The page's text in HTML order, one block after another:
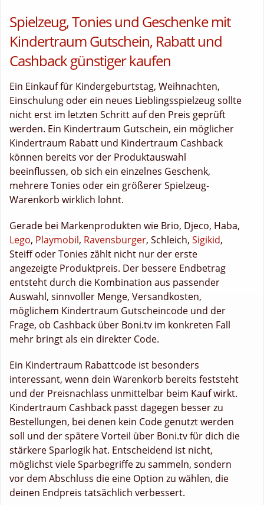
Spielzeug, Tonies und Geschenke mit
Kindertraum Gutschein, Rabatt und
Cashback günstiger kaufen
Ein Einkauf für Kindergeburtstag, Weihnachten,
Einschulung oder ein neues Lieblingsspielzeug sollte
nicht erst im letzten Schritt auf den Preis geprüft
werden. Ein Kindertraum Gutschein, ein möglicher
Kindertraum Rabatt und Kindertraum Cashback
können bereits vor der Produktauswahl
beeinflussen, ob sich ein einzelnes Geschenk,
mehrere Tonies oder ein größerer Spielzeug-
Warenkorb wirklich lohnt.
Gerade bei Markenprodukten wie Brio, Djeco, Haba,
Lego, Playmobil, Ravensburger, Schleich, Sigikid,
Steiff oder Tonies zählt nicht nur der erste
angezeigte Produktpreis. Der bessere Endbetrag
entsteht durch die Kombination aus passender
Auswahl, sinnvoller Menge, Versandkosten,
möglichem Kindertraum Gutscheincode und der
Frage, ob Cashback über Boni.tv im konkreten Fall
mehr bringt als ein direkter Code.
Ein Kindertraum Rabattcode ist besonders
interessant, wenn dein Warenkorb bereits feststeht
und der Preisnachlass unmittelbar beim Kauf wirkt.
Kindertraum Cashback passt dagegen besser zu
Bestellungen, bei denen kein Code genutzt werden
soll und der spätere Vorteil über Boni.tv für dich die
stärkere Sparlogik hat. Entscheidend ist nicht,
möglichst viele Sparbegriffe zu sammeln, sondern
vor dem Abschluss die eine Option zu wählen, die
deinen Endpreis tatsächlich verbessert.